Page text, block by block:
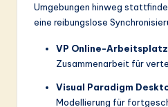
Umgebungen hinweg
eine reibungslose
VP Online-Arbeitsplatz
Zusammenarbeit für
Visual Paradigm
Modellierung für